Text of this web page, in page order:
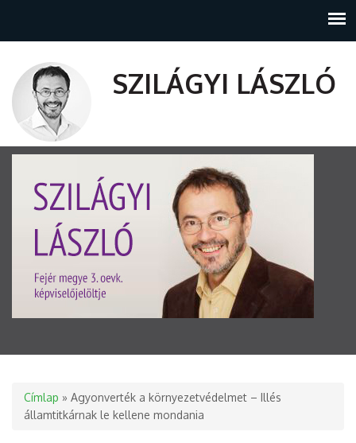
SZILÁGYI LÁSZLÓ
Jelenlegi hely
Címlap » Agyonverték a környezetvédelmet – Illés
államtitkárnak le kellene mondania